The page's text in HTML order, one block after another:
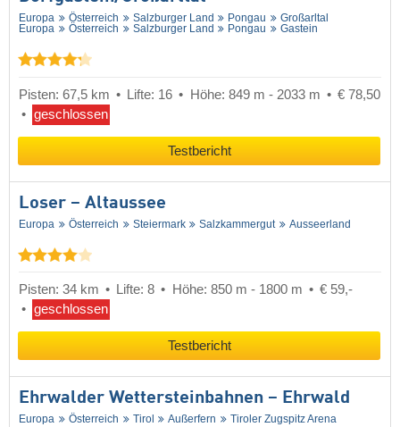
Europa Österreich Salzburger Land Pongau
Großarltal
Europa
Österreich Salzburger Land Pongau Gastein
Pisten: 67,5 km Lifte: 16 Höhe: 849 m - 2033 m
€ 78,50
geschlossen
Testbericht
Loser – Altaussee
Europa Österreich Steiermark Salzkammergut Ausseerland
Pisten: 34 km Lifte: 8 Höhe: 850 m - 1800 m
€ 59,-
geschlossen
Testbericht
Ehrwalder Wettersteinbahnen – Ehrwald
Europa Österreich Tirol Außerfern Tiroler Zugspitz Arena